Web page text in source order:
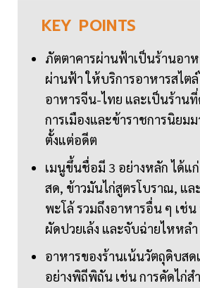
KEY POINTS
ภัตตาคารผ่านฟ้าเป็นร้านอา
ผ่านฟ้า ให้บริการอาหารสไต
อาหารจีน-ไทย และเป็นร้าน
การเมืองและข้าราชการนิยม
ตั้งแต่อดีต
เมนูขึ้นชื่อมี 3 อย่างหลัก ได้แ
สด, ข้าวมันไก่สูตรโบราณ, แ
พะโล้ รวมถึงอาหารอื่น ๆ เช่
ผัดปวยเล้ง และจับฉ่ายไหหลำ
อาหารของร้านเน้นวัตถุดิบสด
อย่างพิถีพิถัน เช่น การคัดไก่ส